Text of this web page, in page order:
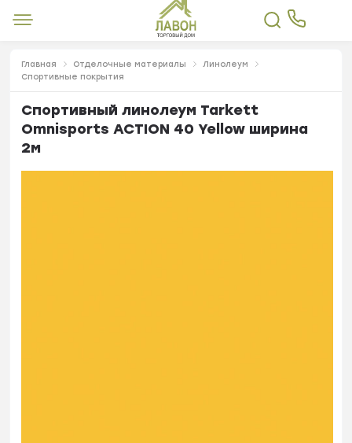
Главная Отделочные материалы
Линолеум
Спортивные покрытия
Спортивный линолеум Tarkett
Omnisports ACTION 40 Yellow ширина
2м